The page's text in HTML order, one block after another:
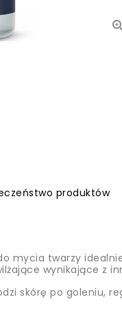
produktów
mycia twarzy
wynikające z
skórę po goleniu,